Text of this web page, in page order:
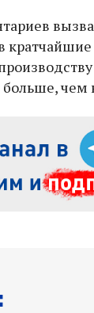
кратчайшие
чем